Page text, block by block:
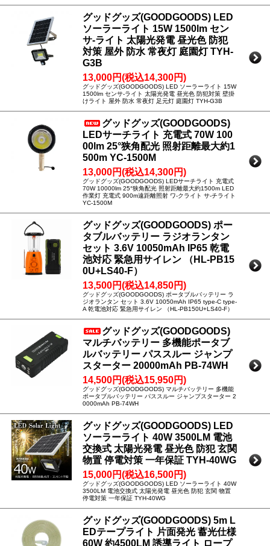
グッドグッズ(GOODGOODS) LED
ソーラーライト 15W 1500lm セン
サ-ライト 太陽光発電 昼光色 防犯
対策 屋外 防水 常夜灯 庭園灯 TYH-
G3B
13,000円(税込14,300円)
グッドグッズ(GOODGOODS) LED ソーラーライト 15W
1500lm センサ-ライト 太陽光発電 昼光色 防犯対策 壁掛
けライト 屋外 防水 常夜灯 足元灯 庭園灯 TYH-G3B
グッドグッズ(GOODGOODS)
LEDサーチライト 充電式 70W 100
00lm 25°狭角配光 照射距離最大約1
500m YC-1500M
13,000円(税込14,300円)
グッドグッズ(GOODGOODS) LEDサーチライト 充電式
70W 10000lm 25°狭角配光 照射距離最大約1500m LED
作業灯 充電式 900m遠距離照射 ワ-クライト サ-チライト
YC-1500M
グッドグッズ(GOODGOODS) ポー
タブルバッテリー ラジオランタン
セット 3.6V 10050mAh IP65 乾電
池対応 緊急用サイレン （HL-PB15
0U+LS40-F）
13,500円(税込14,850円)
グッドグッズ(GOODGOODS) ポータブルバッテリー ラ
ジオランタン セット 3.6V 10050mAh IP65 type-C type-
A 乾電池対応 緊急用サイレン （HL-PB150U+LS40-F）
グッドグッズ(GOODGOODS)
マルチバッテリー 多機能ポータブ
ルバッテリー パススルー ジャンプ
スターター 20000mAh PB-74WH
14,500円(税込15,950円)
グッドグッズ(GOODGOODS) マルチバッテリー 多機能
ポータブルバッテリー パススルー ジャンプスターター 2
0000mAh PB-74WH
グッドグッズ(GOODGOODS) LED
ソーラーライト 40W 3500LM 電池
交換式 太陽光発電 昼光色 防犯 玄関
物置 停電対策 一年保証 TYH-40WG
15,000円(税込16,500円)
グッドグッズ(GOODGOODS) LED ソーラーライト 40W
3500LM 電池交換式 太陽光発電 昼光色 防犯 玄関 物置
停電対策 一年保証 TYH-40WG
グッドグッズ(GOODGOODS) 5m L
EDテープライト 片面発光 蓄光仕様
60W 約4500LM 誘導ライト ロープ